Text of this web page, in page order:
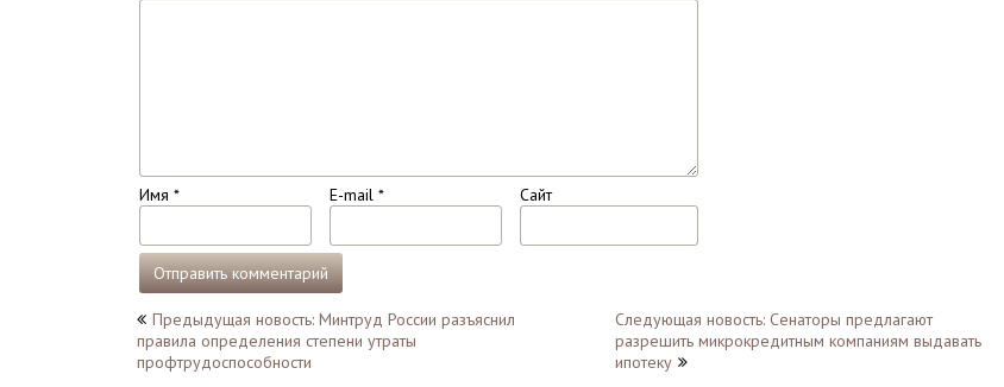
Имя* E-mail* Сайт
Навигация
по
Предыдущая новость: Минтруд России разъяснил
правила определения степени утраты
профтрудоспособности
Следующая новость: Сенаторы предлагают
разрешить микрокредитным компаниям выдавать
ипотеку